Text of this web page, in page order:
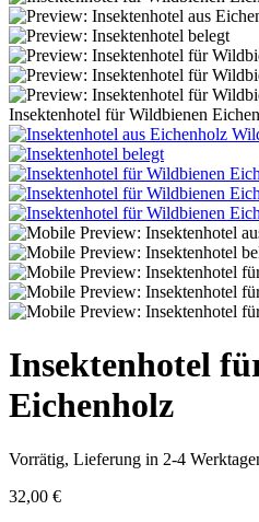
Insektenhotel für Wildbienen
Insektenhotel
Eichenholz
Vorrätig, Lieferung in 2-4
32,00 €